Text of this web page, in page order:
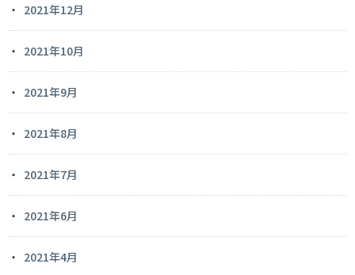
2021年12月
2021年10月
2021年9月
2021年8月
2021年7月
2021年6月
2021年4月